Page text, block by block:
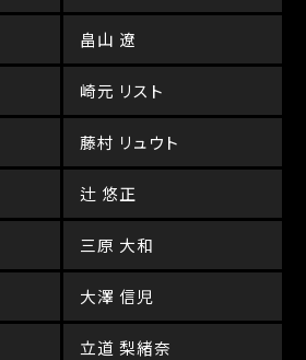
畠山 遼
崎元 リスト
藤村 リュウト
辻 悠正
三原 大和
大澤 信児
立道 梨緒奈